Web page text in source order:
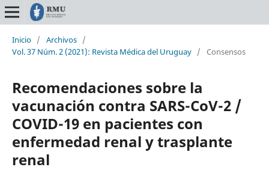
Inicio / Archivos /
Vol. 37 Núm. 2 (2021): Revista Médica del Uruguay / Consensos
Recomendaciones sobre la
vacunación contra SARS-CoV-2 /
COVID-19 en pacientes con
enfermedad renal y trasplante
renal